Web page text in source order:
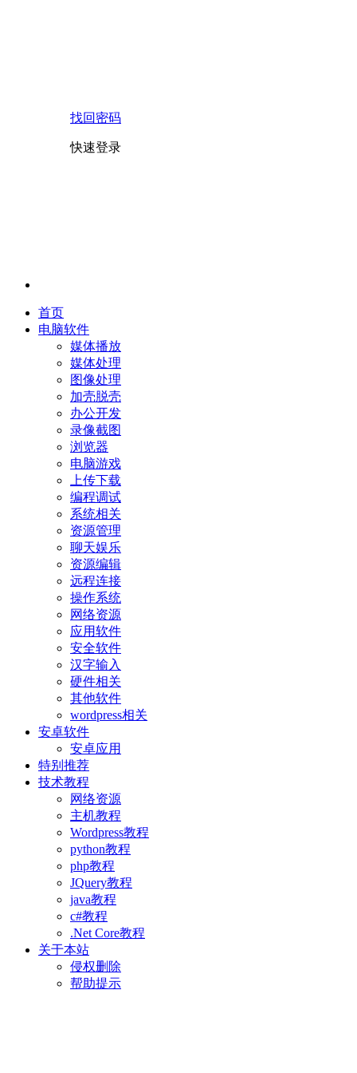
找回密码
快速登录
首页
电脑软件
媒体播放
媒体处理
图像处理
加壳脱壳
办公开发
录像截图
浏览器
电脑游戏
上传下载
编程调试
系统相关
资源管理
聊天娱乐
资源编辑
远程连接
操作系统
网络资源
应用软件
安全软件
汉字输入
硬件相关
其他软件
wordpress相关
安卓软件
安卓应用
特别推荐
技术教程
网络资源
主机教程
Wordpress教程
python教程
php教程
JQuery教程
java教程
c#教程
.Net Core教程
关于本站
侵权删除
帮助提示